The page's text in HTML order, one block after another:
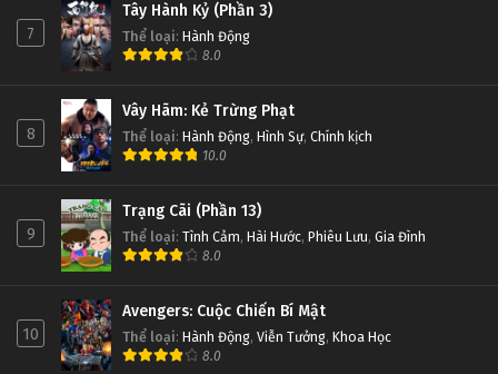
7
Tây Hành Kỷ (Phần 3)
Thể loại: Hành Động
8.0
8
Vây Hãm: Kẻ Trừng Phạt
Thể loại: Hành Động, Hình Sự, Chính kịch
10.0
9
Trạng Cãi (Phần 13)
Thể loại: Tình Cảm, Hài Hước, Phiêu Lưu, Gia Đình
8.0
10
Avengers: Cuộc Chiến Bí Mật
Thể loại: Hành Động, Viễn Tưởng, Khoa Học
8.0